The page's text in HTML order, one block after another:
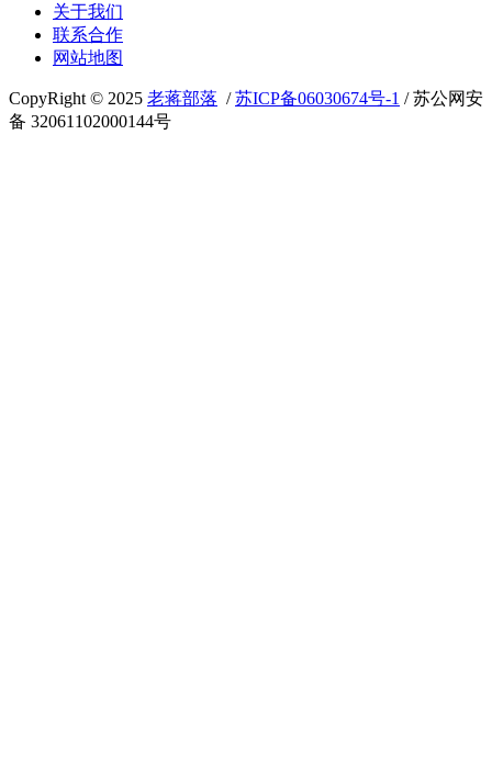
关于我们
联系合作
网站地图
CopyRight © 2025 老蒋部落 /苏ICP备06030674号-1 / 苏公网安
备 32061102000144号